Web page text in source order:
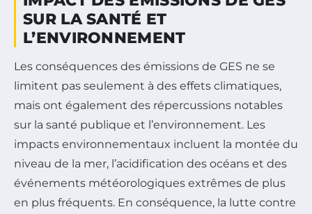
SUR LA SANTÉ ET
L’ENVIRONNEMENT
Les conséquences des émissions de GES ne se
limitent pas seulement à des effets climatiques,
mais ont également des répercussions notables
sur la santé publique et l’environnement. Les
impacts environnementaux incluent la montée du
niveau de la mer, l’acidification des océans et des
événements météorologiques extrêmes de plus
en plus fréquents. En conséquence, la lutte contre